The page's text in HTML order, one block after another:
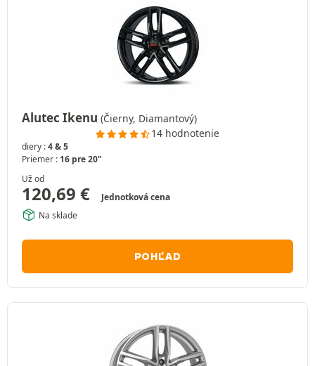
Alutec Ikenu (Čierny, Diamantový)
14 hodnotenie
diery :4 & 5
Priemer : 16 pre 20"
Už od
120,69 €
Jednotková cena
Na sklade
POHĽAD